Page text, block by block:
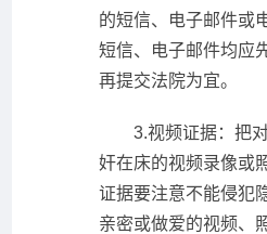
的短信、电子邮件或
短信、电子邮件均应
再提交法院为宜。
3.视频证据：把对
奸在床的视频录像或
证据要注意不能侵犯
亲密或做爱的视频、